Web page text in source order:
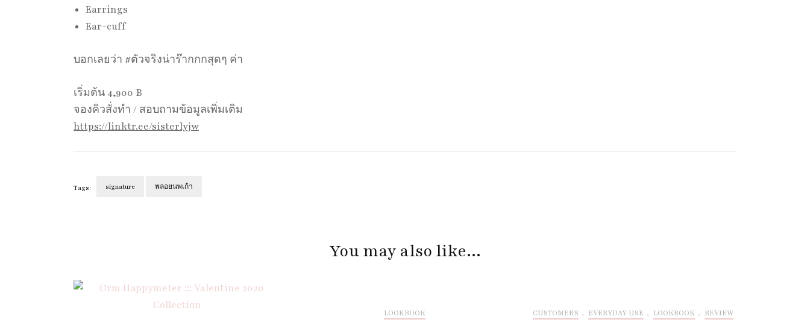
Earrings
Ear-cuff
บอกเลยว่า #ตัวจริงน่าร๊ากกกสุดๆ ค่า
เริ่มต้น 4,900 B
จองคิวสั่งทำ / สอบถามข้อมูลเพิ่มเติม
https://linktr.ee/sisterlyjw
Tags: signature พลอยนพเก้า
You may also like...
LOOKBOOK CUSTOMERS , EVERYDAY USE , LOOKBOOK , REVIEW